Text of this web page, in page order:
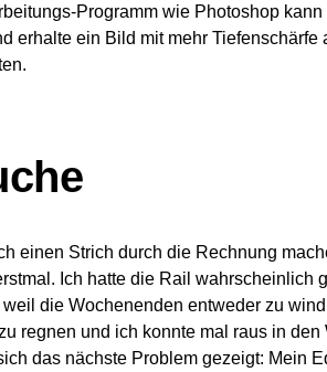
Programm wie Photoshop
erhalte ein Bild mit mehr
einen Strich durch die Rechnung
Ich hatte die Rail wahrscheinlich
die Wochenenden entweder zu
regnen und ich konnte mal raus in
das nächste Problem gezeigt: Mein